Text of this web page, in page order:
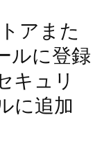
アまた
ルに登録
キュリ
に追加